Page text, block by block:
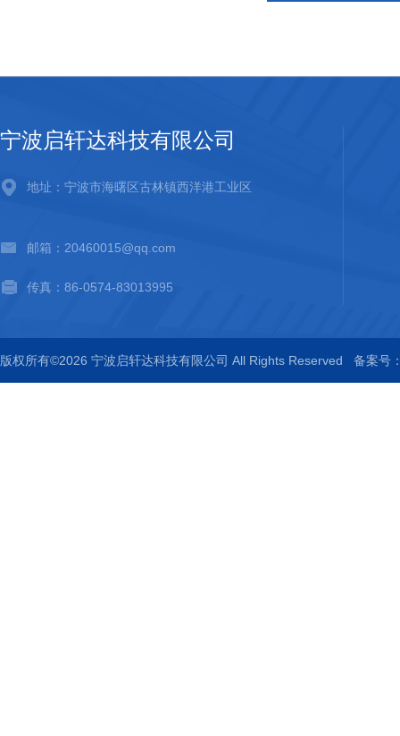
宁波启轩达科技有限公司
地址：宁波市海曙区古林镇西洋港工业区
邮箱：20460015@qq.com
传真：86-0574-83013995
版权所有©2026 宁波启轩达科技有限公司 All Rights Reserved 备案号